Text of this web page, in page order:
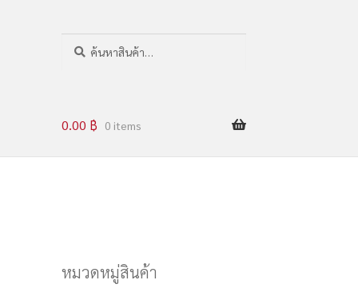
0.00 ฿ 0 items
หมวดหมู่สินค้า